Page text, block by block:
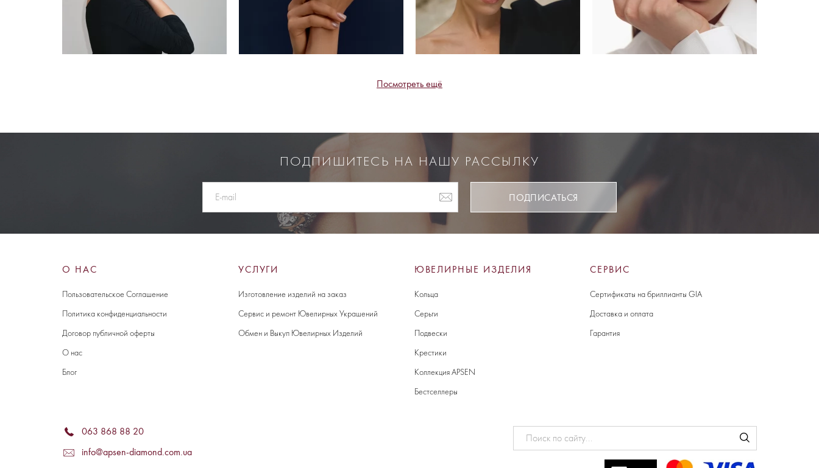
Посмотреть ещё
ПОДПИШИТЕСЬ НА НАШУ РАССЫЛКУ
ПОДПИСАТЬСЯ
О НАС
Пользовательское Соглашение
Политика конфиденциальности
Договор публичной оферты
О нас
Блог
УСЛУГИ
Изготовление изделий на заказ
Сервис и ремонт Ювелирных Украшений
Обмен и Выкуп Ювелирных Изделий
ЮВЕЛИРНЫЕ ИЗДЕЛИЯ
Кольца
Серьги
Подвески
Крестики
Коллекция APSEN
Бестселлеры
СЕРВИС
Сертификаты на бриллианты GIA
Доставка и оплата
Гарантия
063 868 88 20
info@apsen-diamond.com.ua